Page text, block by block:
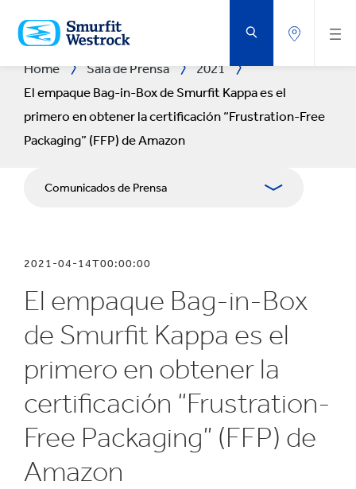
AL
CONTENIDO
PRINCIPAL
Home Sala de Prensa
2021
El empaque Bag-in-Box de Smurfit Kappa es el
primero en obtener la certificación “Frustration-Free
Packaging” (FFP) de Amazon
Comunicados de Prensa
Relaciones con Prensa
Blog
2021-04-14T00:00:00
El empaque Bag-in-Box
de Smurfit Kappa es el
primero en obtener la
certificación “Frustration-
Free Packaging” (FFP) de
Amazon